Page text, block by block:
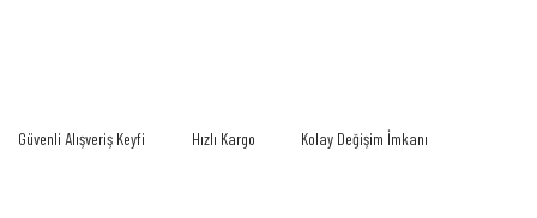
Ürün açıklamasında eksik bilgiler bulunuyor.
Güvenli Alışveriş Keyfi Hızlı Kargo Kolay Değişim İmkanı